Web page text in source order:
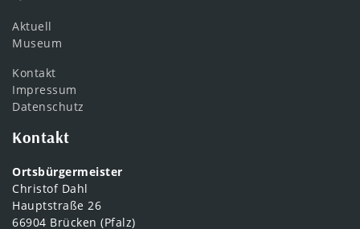
Aktuell
Museum
Kontakt
Impressum
Datenschutz
Kontakt
Ortsbürgermeister
Christof Dahl
Hauptstraße 26
66904 Brücken (Pfalz)